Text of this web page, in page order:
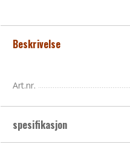
Beskrivelse
Art.nr.
spesifikasjon